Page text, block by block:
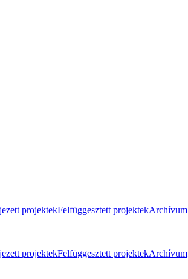
projektekFelfüggesztett projektekArchívum
projektekFelfüggesztett projektekArchívum